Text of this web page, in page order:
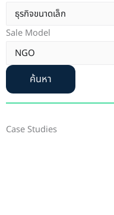
Sale Model
ค้นหา
Case Studies